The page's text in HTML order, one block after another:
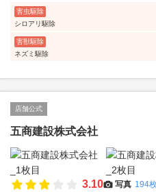
害虫駆除
シロアリ駆除
害獣駆除
ネズミ駆除
店舗公式
五商建設株式会社
3.10 写真 194